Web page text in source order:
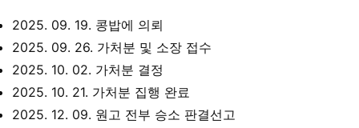
2025. 09. 19. 콩밥에 의뢰
2025. 09. 26. 가처분 및 소장 접수
2025. 10. 02. 가처분 결정
2025. 10. 21. 가처분 집행 완료
2025. 12. 09. 원고 전부 승소 판결선고